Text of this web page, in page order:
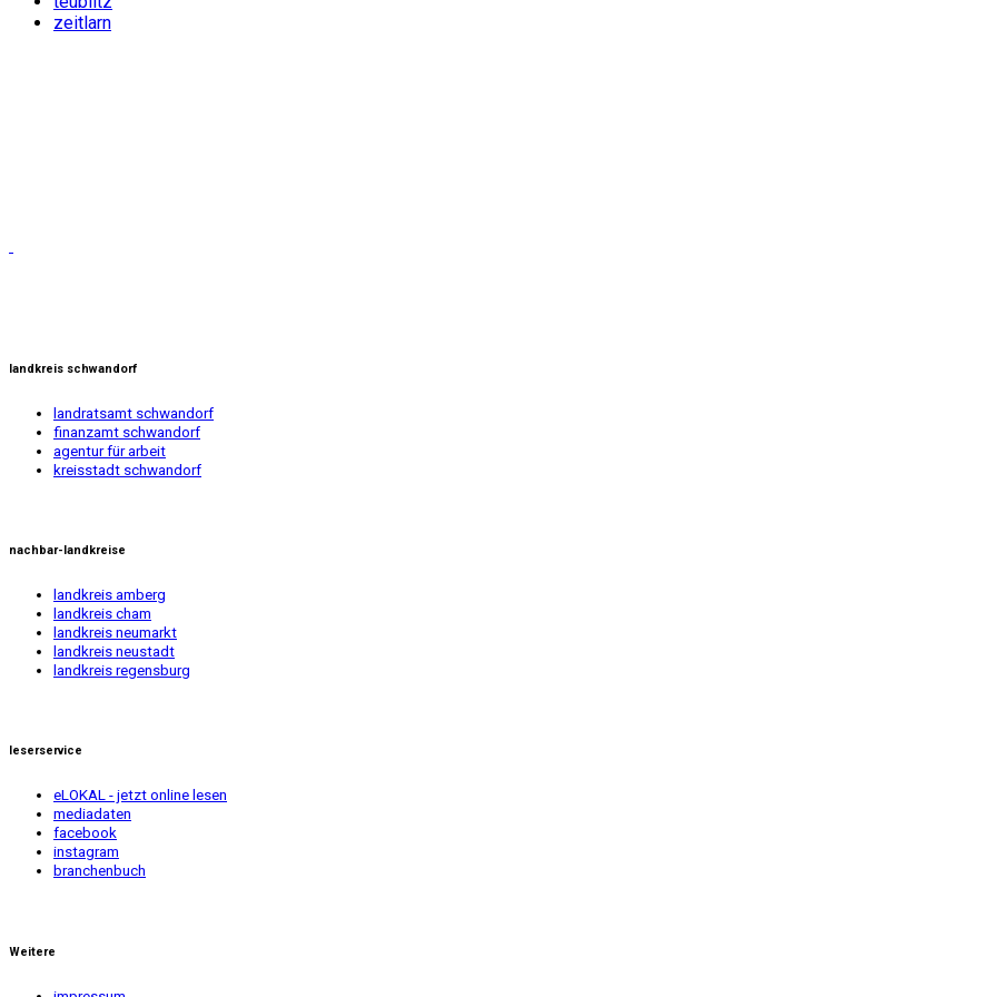
zeitlarn
landkreis schwandorf
landratsamt schwandorf
finanzamt schwandorf
agentur für arbeit
kreisstadt schwandorf
nachbar-landkreise
landkreis amberg
landkreis cham
landkreis neumarkt
landkreis neustadt
landkreis regensburg
leserservice
eLOKAL - jetzt online lesen
mediadaten
facebook
instagram
branchenbuch
Weitere